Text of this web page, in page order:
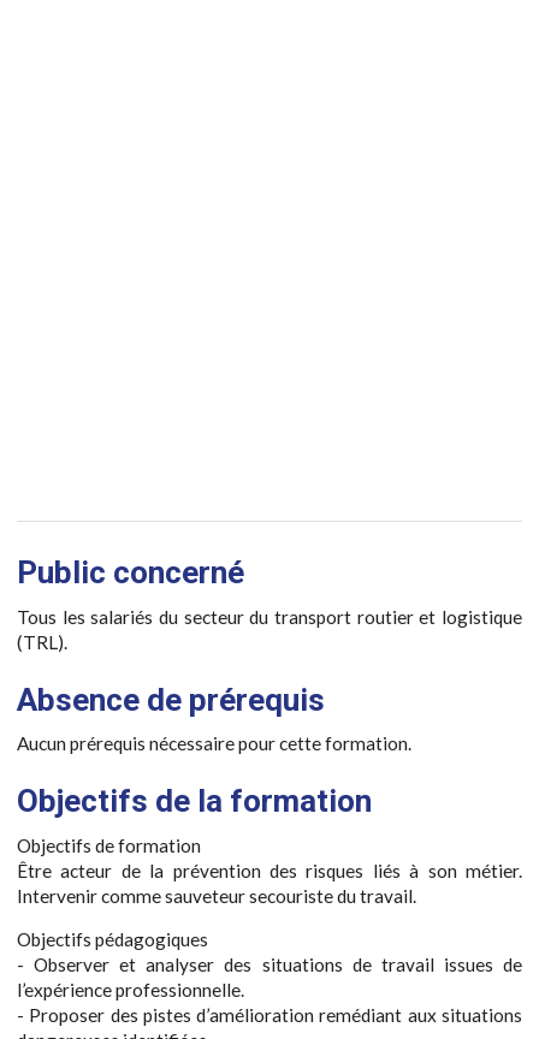
Public concerné
Tous les salariés du secteur du transport routier et logistique
(TRL).
Absence de prérequis
Aucun prérequis nécessaire pour cette formation.
Objectifs de la formation
Objectifs de formation
Être acteur de la prévention des risques liés à son métier.
Intervenir comme sauveteur secouriste du travail.
Objectifs pédagogiques
- Observer et analyser des situations de travail issues de
l’expérience professionnelle.
- Proposer des pistes d’amélioration remédiant aux situations